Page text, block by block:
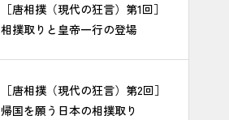
［唐相撲（現代の狂言）第1回］
相撲取りと皇帝一行の登場
［唐相撲（現代の狂言）第2回］
帰国を願う日本の相撲取り